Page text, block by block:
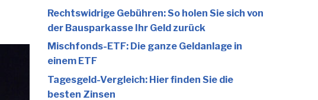
Rechtswidrige Gebühren: So holen Sie sich von
der Bausparkasse Ihr Geld zurück
Mischfonds-ETF: Die ganze Geldanlage in
einem ETF
Tagesgeld-Vergleich: Hier finden Sie die
besten Zinsen